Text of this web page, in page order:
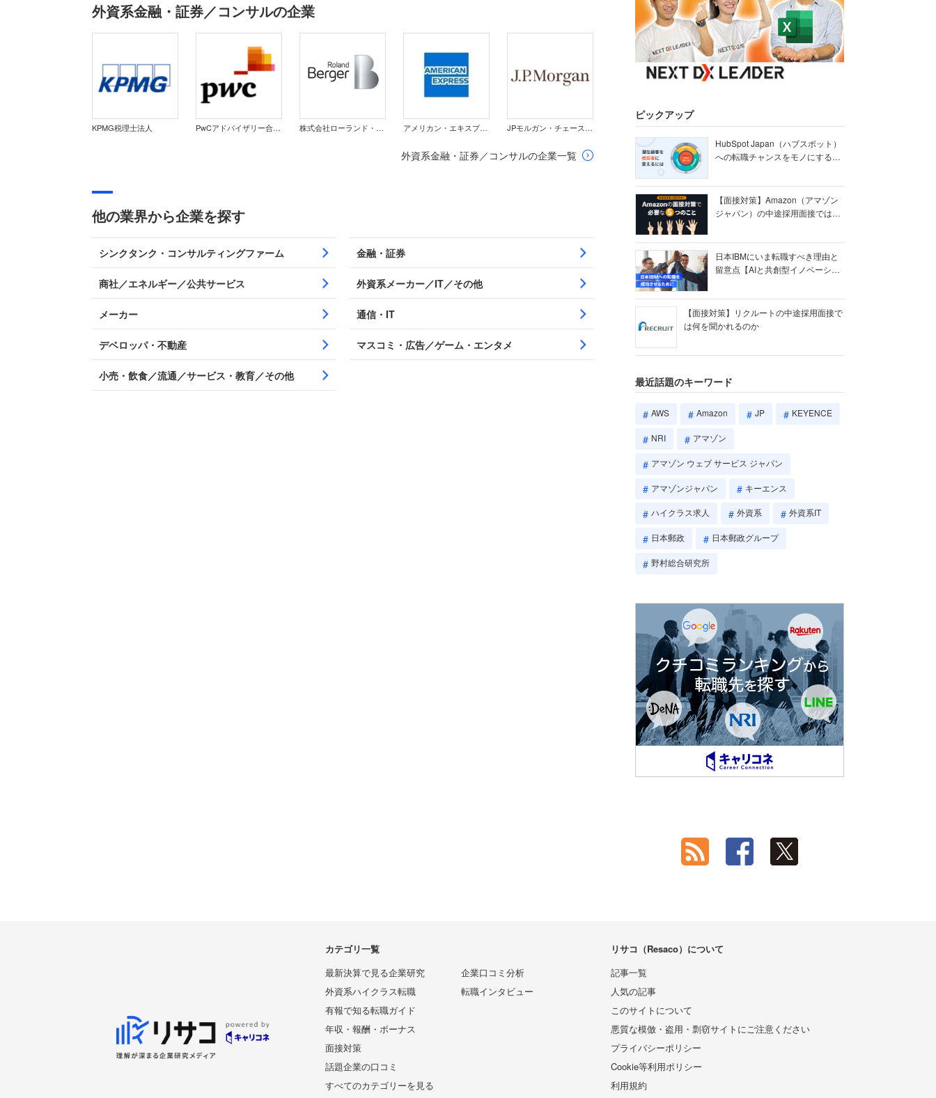
外資系金融・証券／コンサルの企業
KPMG税理士法人 PwCアドバイザリー合同会社 株式会社ローランド・ベルガー アメリカン・エキスプレス・インターナショナル・インコーポレイテッド JPモルガン・チェース銀行 東京支店
外資系金融・証券／コンサルの企業一覧
他の業界から企業を探す
シンクタンク・コンサルティングファーム 金融・証券
商社／エネルギー／公共サービス 外資系メーカー／IT／その他
メーカー 通信・IT
デベロッパ・不動産 マスコミ・広告／ゲーム・エンタメ
小売・飲食／流通／サービス・教育／その他
ピックアップ
HubSpot Japan（ハブスポット）
への転職チャンスをモノにする
【面接対策】Amazon（アマゾン
ジャパン）の中途採用面接では何
日本IBMにいま転職すべき理由と
留意点【AIと共創型イノベーショ
【面接対策】リクルートの中途採用面接で
は何を聞かれるのか
最近話題のキーワード
AWS Amazon JP KEYENCE
NRI アマゾン
アマゾン ウェブ サービス ジャパン
アマゾンジャパン キーエンス
ハイクラス求人 外資系 外資系IT
日本郵政 日本郵政グループ
野村総合研究所
カテゴリ一覧
最新決算で見る企業研究
外資系ハイクラス転職
有報で知る転職ガイド
年収・報酬・ボーナス
面接対策
話題企業の口コミ
企業口コミ分析
転職インタビュー
すべてのカテゴリーを見る
リサコ（Resaco）について
記事一覧
人気の記事
このサイトについて
悪質な模倣・盗用・剽窃サイトにご注意ください
プライバシーポリシー
Cookie等利用ポリシー
利用規約